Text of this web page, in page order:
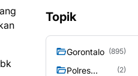
Topik
Gorontalo (895)
Polres
(2)